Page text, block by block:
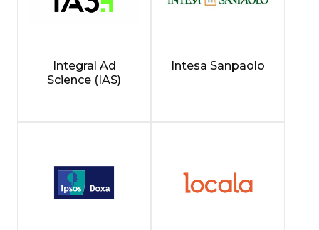
Integral Ad
Science (IAS)
Intesa Sanpaolo